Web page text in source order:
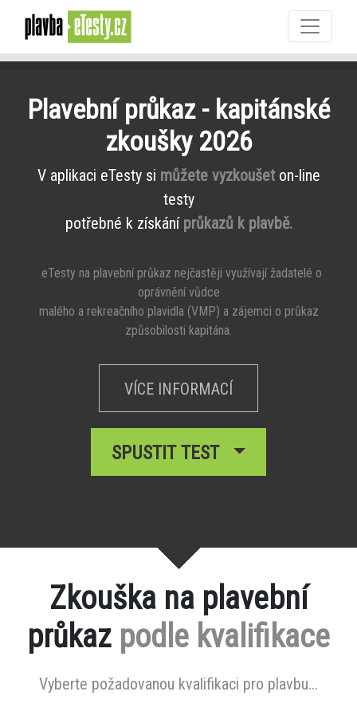
Plavební průkaz - kapitánské
zkoušky 2026
V aplikaci eTesty si můžete vyzkoušeton-line
testy
potřebné k získání průkazů k plavbě.
eTesty na plavební průkaz nejčastěji využívají žadatelé o
oprávnění vůdce
malého a rekreačního plavidla (VMP) a zájemci o průkaz
způsobilosti kapitána.
VÍCE INFORMACÍ
SPUSTIT TEST
Zkouška na plavební
průkaz podle kvalifikace
Vyberte požadovanou kvalifikaci pro plavbu...